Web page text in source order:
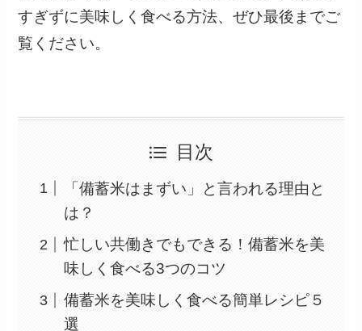
すぎずに美味しく食べる方法、ぜひ最後までご
覧ください。
目次
「備蓄米はまずい」と言われる理由と
は？
忙しい共働きでもできる！備蓄米を美
味しく食べる3つのコツ
備蓄米を美味しく食べる簡単レシピ５
選